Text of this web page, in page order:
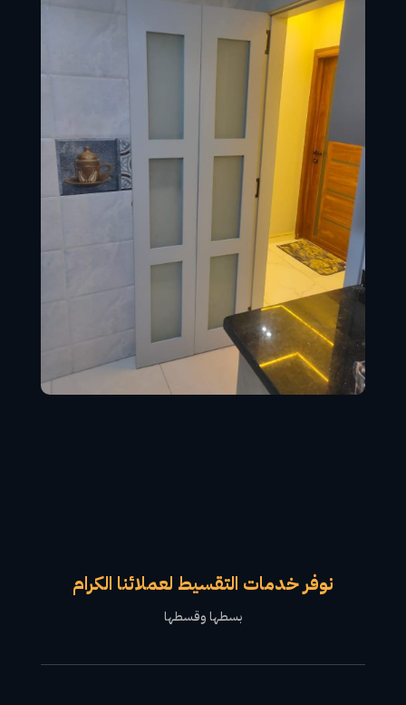
نوفر خدمات التقسيط لعملائنا الكرام
بسطها وقسطها